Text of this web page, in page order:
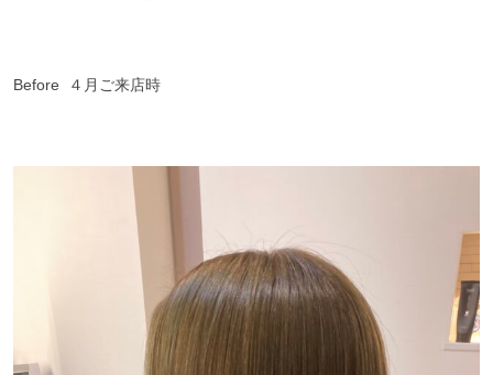
Before ４月ご来店時